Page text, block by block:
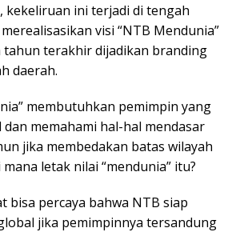
kekeliruan ini terjadi di tengah
visi “NTB Mendunia”
tahun terakhir dijadikan branding
daerah.
membutuhkan pemimpin yang
memahami hal-hal mendasar
jika membedakan batas wilayah
letak nilai “mendunia” itu?
bisa percaya bahwa NTB siap
jika pemimpinnya tersandung